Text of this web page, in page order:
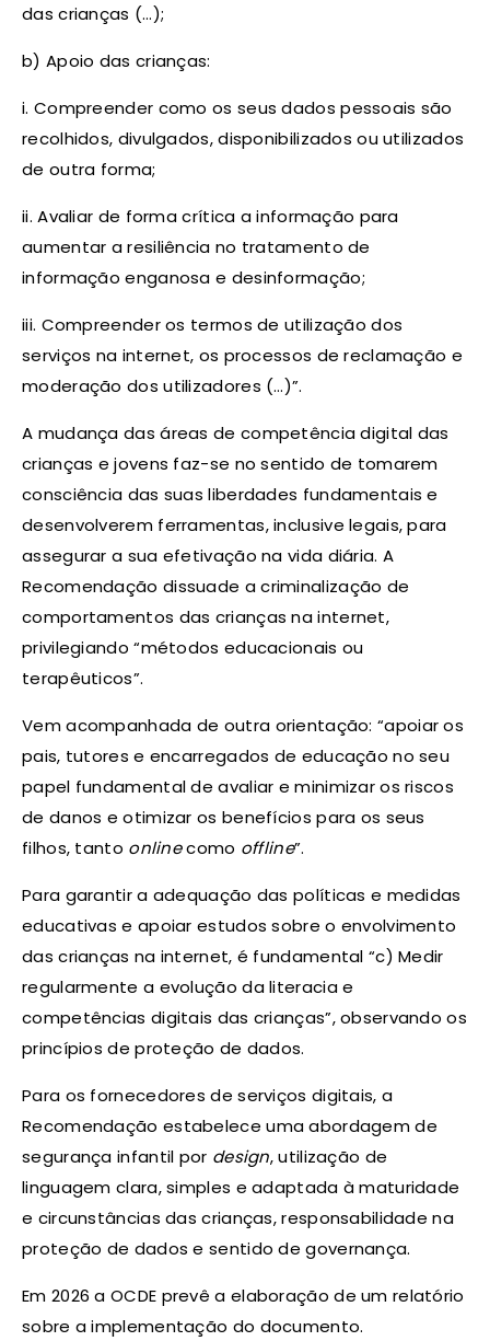
das crianças (…);
b) Apoio das crianças:
i. Compreender como os seus dados pessoais são
recolhidos, divulgados, disponibilizados ou utilizados
de outra forma;
ii. Avaliar de forma crítica a informação para
aumentar a resiliência no tratamento de
informação enganosa e desinformação;
iii. Compreender os termos de utilização dos
serviços na internet, os processos de reclamação e
moderação dos utilizadores (…)”.
A mudança das áreas de competência digital das
crianças e jovens faz-se no sentido de tomarem
consciência das suas liberdades fundamentais e
desenvolverem ferramentas, inclusive legais, para
assegurar a sua efetivação na vida diária. A
Recomendação dissuade a criminalização de
comportamentos das crianças na internet,
privilegiando “métodos educacionais ou
terapêuticos”.
Vem acompanhada de outra orientação: “apoiar os
pais, tutores e encarregados de educação no seu
papel fundamental de avaliar e minimizar os riscos
de danos e otimizar os benefícios para os seus
filhos, tanto onlinecomo offline”.
Para garantir a adequação das políticas e medidas
educativas e apoiar estudos sobre o envolvimento
das crianças na internet, é fundamental “c) Medir
regularmente a evolução da literacia e
competências digitais das crianças”, observando os
princípios de proteção de dados.
Para os fornecedores de serviços digitais, a
Recomendação estabelece uma abordagem de
segurança infantil por design, utilização de
linguagem clara, simples e adaptada à maturidade
e circunstâncias das crianças, responsabilidade na
proteção de dados e sentido de governança.
Em 2026 a OCDE prevê a elaboração de um relatório
sobre a implementação do documento.